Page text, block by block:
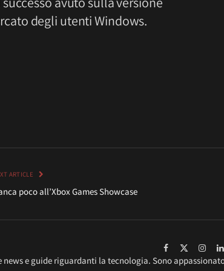
degli utenti Windows.
ARTICLE
poco all’Xbox Games Showcase
Facebook
(Twitter)
e guide riguardanti la tecnologia. Sono